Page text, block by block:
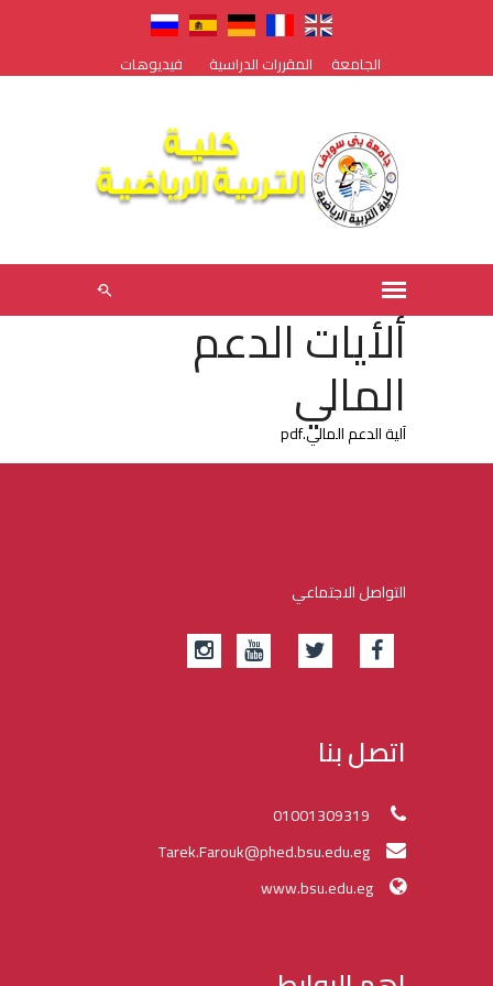
الجامعة المقررات الدراسية فيديوهات
ألأيات الدعم
المالي
آلية الدعم المالي.pdf
التواصل الاجتماعي
اتصل بنا
www.bsu.edu.eg